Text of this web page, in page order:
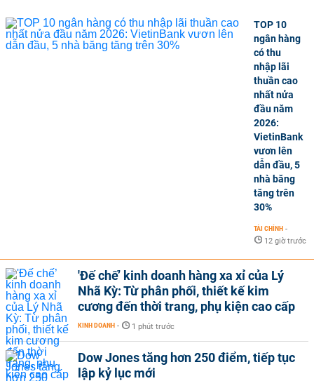
TOP 10
ngân hàng
có thu
nhập lãi
thuần cao
nhất nửa
đầu năm
2026:
VietinBank
vươn lên
dẫn đầu, 5
nhà băng
tăng trên
30%
TÀI CHÍNH -
12 giờ trước
'Đế chế’ kinh doanh hàng xa xỉ của Lý
Nhã Kỳ: Từ phân phối, thiết kế kim
cương đến thời trang, phụ kiện cao cấp
KINH DOANH - 1 phút trước
Dow Jones tăng hơn 250 điểm, tiếp tục
lập kỷ lục mới